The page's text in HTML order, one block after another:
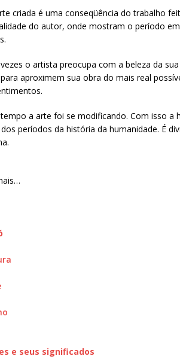
criada é uma conseqüência do trabalho
do autor, onde mostram o período
o artista preocupa com a beleza da
aproximem sua obra do mais real
a arte foi se modificando. Com isso a
períodos da história da humanidade. É
e seus significados